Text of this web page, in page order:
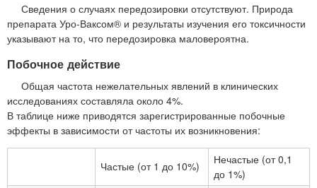
Сведения о случаях передозировки отсутствуют. Природа
препарата Уро-Ваксом® и результаты изучения его токсичности
указывают на то, что передозировка маловероятна.
Побочное действие
Общая частота нежелательных явлений в клинических
исследованиях составляла около 4%.
В таблице ниже приводятся зарегистрированные побочные
эффекты в зависимости от частоты их возникновения:
Частые (от 1 до 10%)
Нечастые (от 0,1
до 1%)